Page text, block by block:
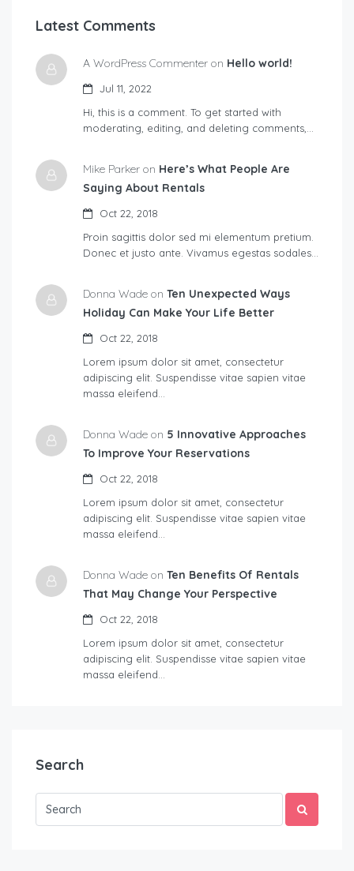
Latest Comments
A WordPress Commenter on Hello world!
Jul 11, 2022
Hi, this is a comment. To get started with
moderating, editing, and deleting comments,…
Mike Parker on Here’s What People Are
Saying About Rentals
Oct 22, 2018
Proin sagittis dolor sed mi elementum pretium.
Donec et justo ante. Vivamus egestas sodales…
Donna Wade on Ten Unexpected Ways
Holiday Can Make Your Life Better
Oct 22, 2018
Lorem ipsum dolor sit amet, consectetur
adipiscing elit. Suspendisse vitae sapien vitae
massa eleifend…
Donna Wade on 5 Innovative Approaches
To Improve Your Reservations
Oct 22, 2018
Lorem ipsum dolor sit amet, consectetur
adipiscing elit. Suspendisse vitae sapien vitae
massa eleifend…
Donna Wade on Ten Benefits Of Rentals
That May Change Your Perspective
Oct 22, 2018
Lorem ipsum dolor sit amet, consectetur
adipiscing elit. Suspendisse vitae sapien vitae
massa eleifend…
Search